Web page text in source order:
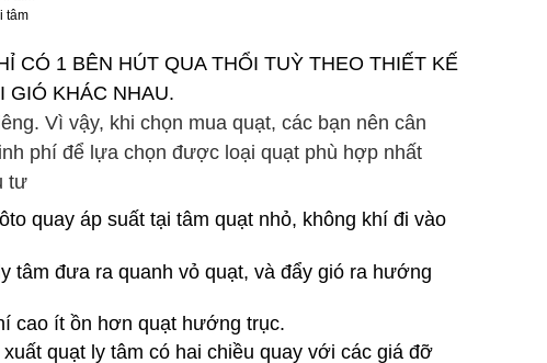
tâm
CÓ 1 BÊN HÚT QUA THỔI TUỲ THEO THIẾT KẾ
GIÓ KHÁC NHAU.
Vì vậy, khi chọn mua quạt, các bạn nên cân
phí để lựa chọn được loại quạt phù hợp nhất
tư
quay áp suất tại tâm quạt nhỏ, không khí đi vào
tâm đưa ra quanh vỏ quạt, và đẩy gió ra hướng
cao ít ồn hơn quạt hướng trục.
quạt ly tâm có hai chiều quay với các giá đỡ